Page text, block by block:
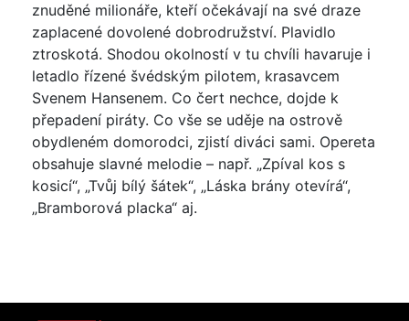
znuděné milionáře, kteří očekávají na své draze
zaplacené dovolené dobrodružství. Plavidlo
ztroskotá. Shodou okolností v tu chvíli havaruje i
letadlo řízené švédským pilotem, krasavcem
Svenem Hansenem. Co čert nechce, dojde k
přepadení piráty. Co vše se uděje na ostrově
obydleném domorodci, zjistí diváci sami. Opereta
obsahuje slavné melodie – např. „Zpíval kos s
kosicí“, „Tvůj bílý šátek“, „Láska brány otevírá“,
„Bramborová placka“ aj.